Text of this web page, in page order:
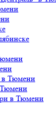
в Тюмени
в Тюмени